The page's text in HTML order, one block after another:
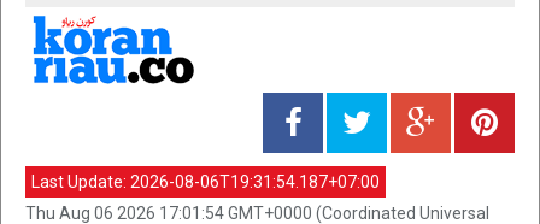
Last Update: 2026-08-06T19:31:54.187+07:00
Thu Aug 06 2026 17:01:54 GMT+0000 (Coordinated Universal